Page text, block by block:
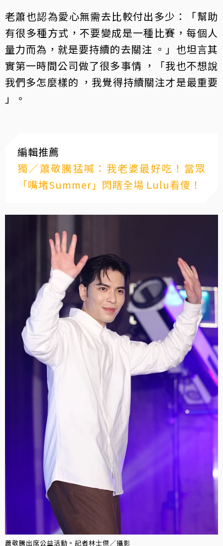
老蕭也認為愛心無需去比較付出多少：「幫助
有很多種方式，不要變成是一種比賽，每個人
量力而為，就是要持續的去關注 。」也坦言其
實第一時間公司做了很多事情 ，「我也不想說
我們多怎麼樣的 ，我覺得持續關注才是最重要
」。
編輯推薦
獨／蕭敬騰猛喊：我老婆最好吃！當眾
「嘴堵Summer」閃瞎全場 Lulu看傻！
蕭敬騰出席公益活動。記者林士傑／攝影